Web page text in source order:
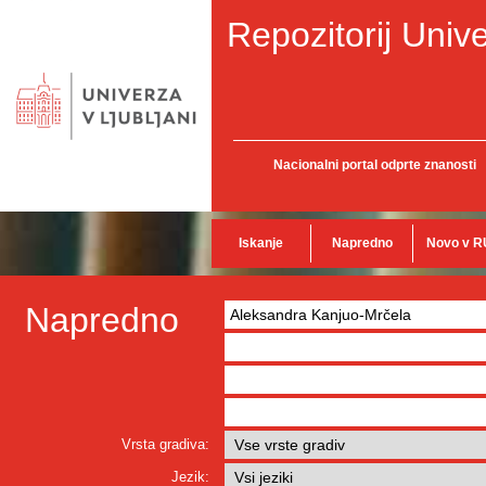
Repozitorij
Nacionalni portal odprte znanosti
Iskanje Napredno Novo v
Napredno
Vrsta gradiva:
Jezik: